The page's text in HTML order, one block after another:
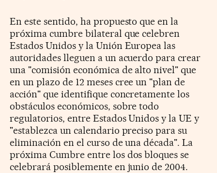
En este sentido, ha propuesto que en la
próxima cumbre bilateral que celebren
Estados Unidos y la Unión Europea las
autoridades lleguen a un acuerdo para crear
una "comisión económica de alto nivel" que
en un plazo de 12 meses cree un "plan de
acción" que identifique concretamente los
obstáculos económicos, sobre todo
regulatorios, entre Estados Unidos y la UE y
"establezca un calendario preciso para su
eliminación en el curso de una década". La
próxima Cumbre entre los dos bloques se
celebrará posiblemente en junio de 2004.